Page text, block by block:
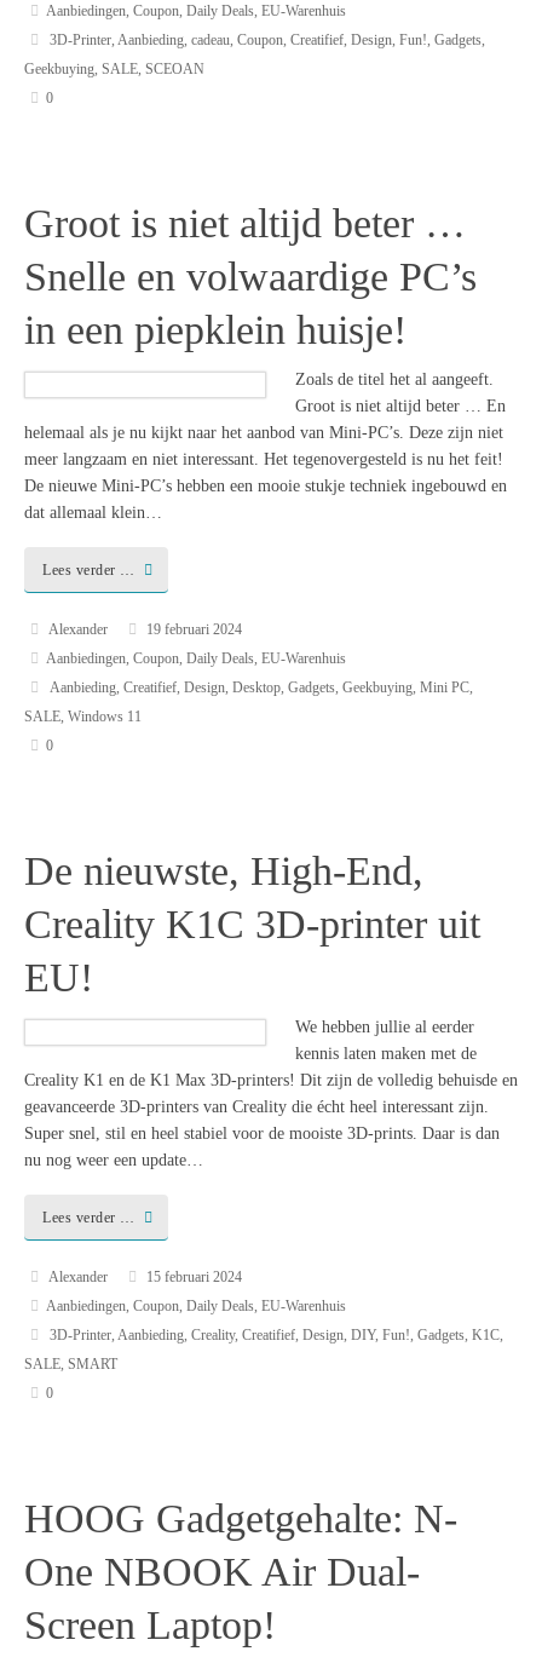
Aanbiedingen, Coupon, Daily Deals, EU-Warenhuis
3D-Printer, Aanbieding, cadeau Coupon, Creatifief, Design, Fun! Gadgets,
Geekbuying SALE SCEOAN
0
Groot is niet altijd beter …
Snelle en volwaardige PC’s
in een piepklein huisje!
Zoals de titel het al aangeeft.
Groot is niet altijd beter … En
helemaal als je nu kijkt naar het aanbod van Mini-PC’s. Deze zijn niet
meer langzaam en niet interessant. Het tegenovergesteld is nu het feit!
De nieuwe Mini-PC’s hebben een mooie stukje techniek ingebouwd en
dat allemaal klein…
Lees verder …
Alexander
19 februari 2024
Aanbiedingen, Coupon, Daily Deals, EU-Warenhuis
Aanbieding, Creatifief, Design, Desktop, Gadgets, Geekbuying, Mini PC,
SALE Windows 11
0
De nieuwste, High-End,
Creality K1C 3D-printer uit
EU!
We hebben jullie al eerder
kennis laten maken met de
Creality K1 en de K1 Max 3D-printers! Dit zijn de volledig behuisde en
geavanceerde 3D-printers van Creality die écht heel interessant zijn.
Super snel, stil en heel stabiel voor de mooiste 3D-prints. Daar is dan
nu nog weer een update…
Lees verder …
Alexander
15 februari 2024
Aanbiedingen, Coupon, Daily Deals, EU-Warenhuis
3D-Printer, Aanbieding, Creality, Creatifief, Design, DIY, Fun! Gadgets, K1C,
SALE SMART
0
HOOG Gadgetgehalte: N-
One NBOOK Air Dual-
Screen Laptop!